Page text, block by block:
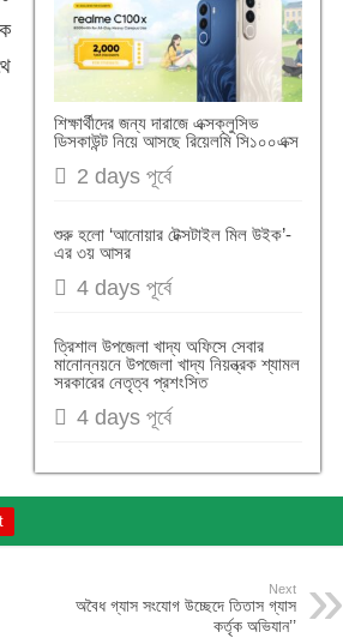
শিক্ষার্থীদের জন্য দারাজে এক্সক্লুসিভ
ডিসকাউন্ট নিয়ে আসছে রিয়েলমি সি১০০এক্স
2 days পূর্বে
শুরু হলো ‘আনোয়ার টেক্সটাইল মিল উইক’-
এর ৩য় আসর
4 days পূর্বে
ত্রিশাল উপজেলা খাদ্য অফিসে সেবার
মানোন্নয়নে উপজেলা খাদ্য নিয়ন্ত্রক শ্যামল
সরকারের নেতৃত্ব প্রশংসিত
4 days পূর্বে
Next
অবৈধ গ্যাস সংযোগ উচ্ছেদে তিতাস গ্যাস
কর্তৃক অভিযান’’